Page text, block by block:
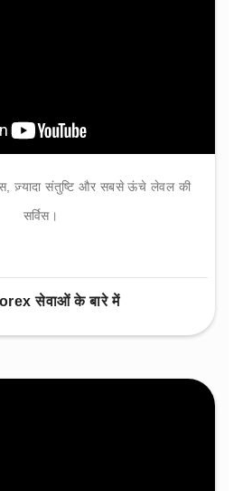
ज़्यादा संतुष्टि और सबसे ऊंचे लेवल की
सर्विस।
सेवाओं के बारे में